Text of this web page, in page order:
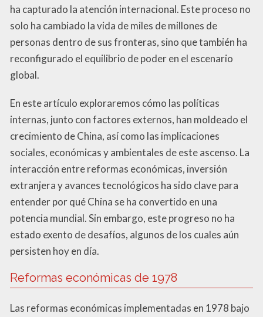
ha capturado la atención internacional. Este proceso no
solo ha cambiado la vida de miles de millones de
personas dentro de sus fronteras, sino que también ha
reconfigurado el equilibrio de poder en el escenario
global.
En este artículo exploraremos cómo las políticas
internas, junto con factores externos, han moldeado el
crecimiento de China, así como las implicaciones
sociales, económicas y ambientales de este ascenso. La
interacción entre reformas económicas, inversión
extranjera y avances tecnológicos ha sido clave para
entender por qué China se ha convertido en una
potencia mundial. Sin embargo, este progreso no ha
estado exento de desafíos, algunos de los cuales aún
persisten hoy en día.
Reformas económicas de 1978
Las reformas económicas implementadas en 1978 bajo